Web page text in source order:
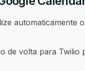
automaticamente
de volta para Twilio